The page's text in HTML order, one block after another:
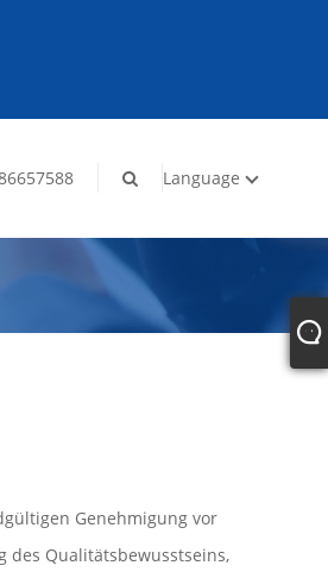
Language
Genehmigung vor
des Qualitätsbewusstseins,